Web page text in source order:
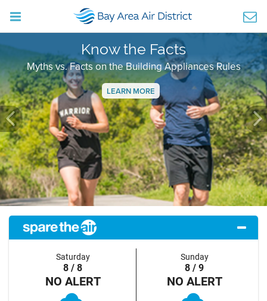
Know the Facts
Myths vs. Facts on the Building Appliances Rules
LEARN MORE
Previous
Saturday
8 / 8
NO ALERT
Sunday
8 / 9
NO ALERT